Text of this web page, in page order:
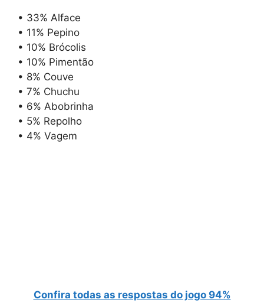
• 33% Alface
• 11% Pepino
• 10% Brócolis
• 10% Pimentão
• 8% Couve
• 7% Chuchu
• 6% Abobrinha
• 5% Repolho
• 4% Vagem
Confira todas as respostas do jogo 94%